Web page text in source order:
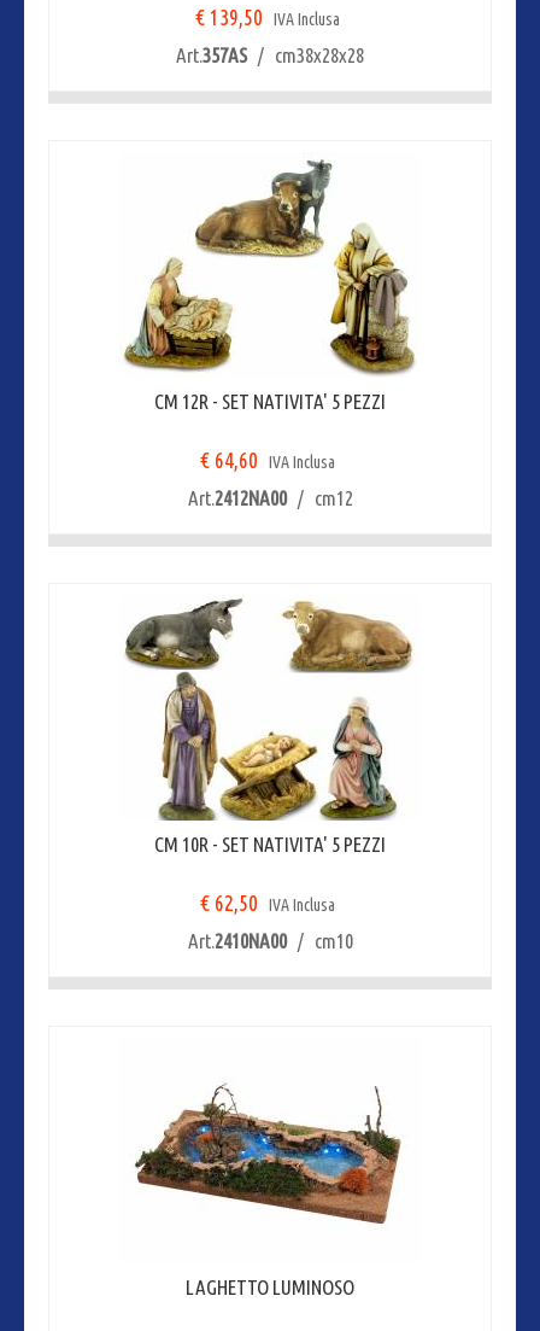
€ 139,50 IVA Inclusa
Art.357AS/ cm38x28x28
CM 12R - SET NATIVITA' 5 PEZZI
€ 64,60 IVA Inclusa
Art.2412NA00/ cm12
CM 10R - SET NATIVITA' 5 PEZZI
€ 62,50 IVA Inclusa
Art.2410NA00/ cm10
LAGHETTO LUMINOSO